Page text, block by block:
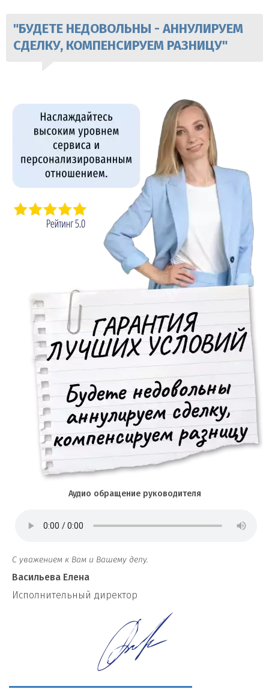
"БУДЕТЕ НЕДОВОЛЬНЫ - АННУЛИРУЕМ
СДЕЛКУ, КОМПЕНСИРУЕМ РАЗНИЦУ"
Аудио обращение руководителя
С уважением к Вам и Вашему делу.
Васильева Елена
И сполнительный директор